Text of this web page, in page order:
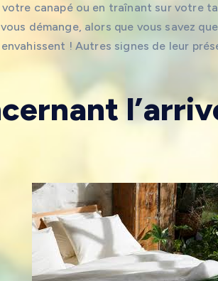
canapé ou en traînant sur votre
démange, alors que vous savez
! Autres signes de leur